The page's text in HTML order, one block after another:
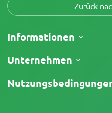
Zurück
Informationen
Versand
Rückgaberecht
Unternehmen
Über uns
Testberichte
Geschäftsbedingungen